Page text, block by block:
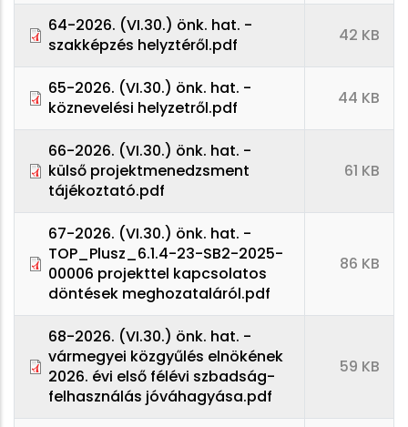
64-2026. (VI.30.) önk. hat. -
szakképzés helyztéről.pdf
42 KB
65-2026. (VI.30.) önk. hat. -
köznevelési helyzetről.pdf
44 KB
66-2026. (VI.30.) önk. hat. -
külső projektmenedzsment
tájékoztató.pdf
61 KB
67-2026. (VI.30.) önk. hat. -
TOP_Plusz_6.1.4-23-SB2-2025-
00006 projekttel kapcsolatos
döntések meghozataláról.pdf
86 KB
68-2026. (VI.30.) önk. hat. -
vármegyei közgyűlés elnökének
2026. évi első félévi szbadság-
felhasználás jóváhagyása.pdf
59 KB